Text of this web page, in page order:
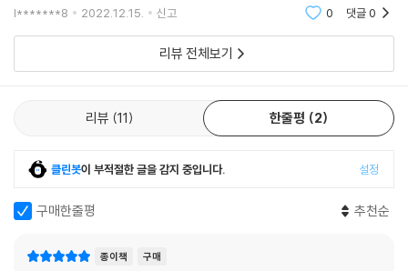
를 치닫는지라 엽기적이라고 해도 좋을 정도다.
서로간의 대화와 타협은 사려져가고 있고, 서로에 대한 극단적인 비판과
l*******8 2022.12.15. 신고 0 댓글0
리뷰 전체보기
리뷰 11 한줄평 2
클린봇이 부적절한 글을 감지 중입니다. 설정
구매한줄평 추천순
종이책 구매